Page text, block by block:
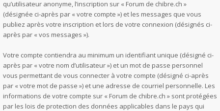
qu’utilisateur anonyme, l’inscription sur « Forum de chibre.ch »
(désignée ci-après par « votre compte ») et les messages que vous
publiez après votre inscription et lors de votre connexion (désignés ci-
après par « vos messages »).
Votre compte contiendra au minimum un identifiant unique (désigné ci-
après par « votre nom d’utilisateur ») et un mot de passe personnel
vous permettant de vous connecter à votre compte (désigné ci-après
par « votre mot de passe ») et une adresse de courriel personnelle. Les
informations de votre compte sur « Forum de chibre.ch » sont protégées
par les lois de protection des données applicables dans le pays qui